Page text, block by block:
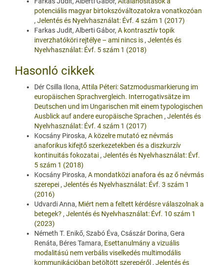
potenciális magyar birtokszóváltozatokra vonatkozóan
, Jelentés és Nyelvhasználat: Évf. 4 szám 1 (2017)
Farkas Judit, Alberti Gábor, A kontrasztív topik
inverzhatóköri rejtélye – ami nincs is, Jelentés és
Nyelvhasználat: Évf. 5 szám 1 (2018)
Hasonló cikkek
Dér Csilla Ilona, Attila Péteri: Satzmodusmarkierung im
europäischen Sprachvergleich. Interrogativsätze im
Deutschen und im Ungarischen mit einem typologischen
Ausblick auf andere europäische Sprachen , Jelentés és
Nyelvhasználat: Évf. 4 szám 1 (2017)
Kocsány Piroska, A közelre mutató ez névmás
anaforikus kifejtő szerkezetekben és a diszkurzív
kontinuitás fokozatai, Jelentés és Nyelvhasználat: Évf.
5 szám 1 (2018)
Kocsány Piroska, A mondatközi anafora és az ő névmás
szerepei, Jelentés és Nyelvhasználat: Évf. 3 szám 1
(2016)
Udvardi Anna, Miért nem a feltett kérdésre válaszolnak a
betegek? , Jelentés és Nyelvhasználat: Évf. 10 szám 1
(2023)
Németh T. Enikő, Szabó Éva, Császár Dorina, Gera
Renáta, Béres Tamara, Esettanulmány a vizuális
modalitású nem verbális viselkedés multimodális
kommunikációban betöltött szerepéről , Jelentés és